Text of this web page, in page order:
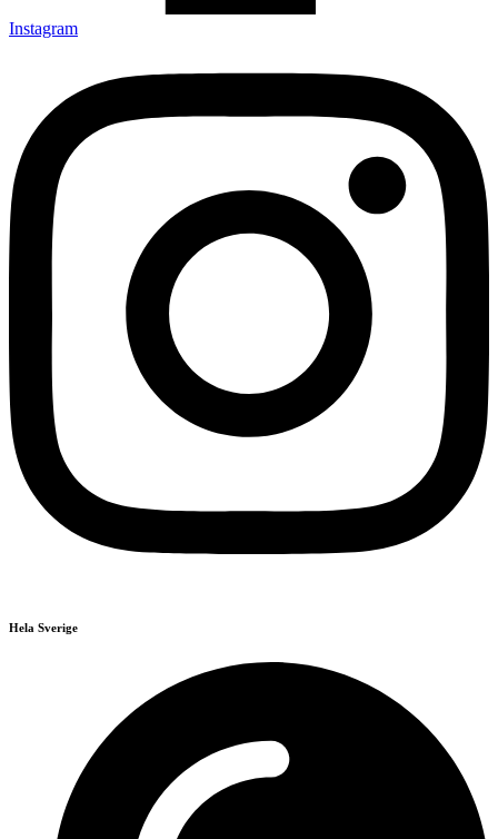
Instagram
Hela Sverige